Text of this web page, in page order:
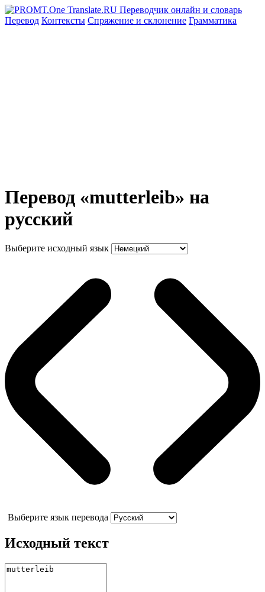
Перевод Контексты Спряжение и склонение Грамматика
Перевод «mutterleib» на
русский
Выберите исходный язык
Выберите язык перевода
Исходный текст